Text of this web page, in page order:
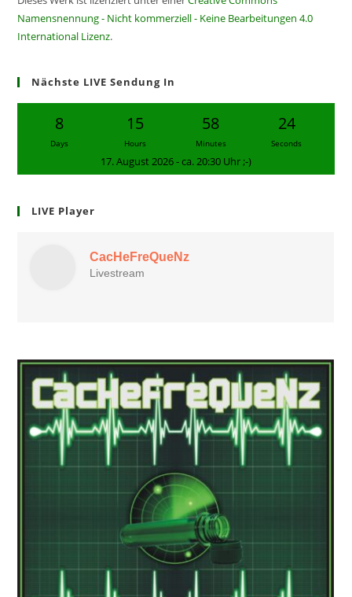
Namensnennung - Nicht kommerziell - Keine Bearbeitungen 4.0
International Lizenz.
Nächste LIVE Sendung In
8
Days
15
Hours
58
Minutes
24
Seconds
17. August 2026 - ca. 20:30 Uhr ;-)
LIVE Player